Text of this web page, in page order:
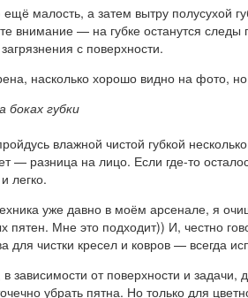
малость, а затем вытру полусухой
внимание — на губке останутся следы
с поверхности.
насколько хорошо видно на фото,
боках губки
влажной чистой губкой
— разница на лицо. Если где-то
легко.
уже давно в моём арсенале, я
пятен. Мне это подходит)) И, честно
для чистки кресел и ковров — всегда
в зависимости от поверхности и
убрать пятна. Но только для